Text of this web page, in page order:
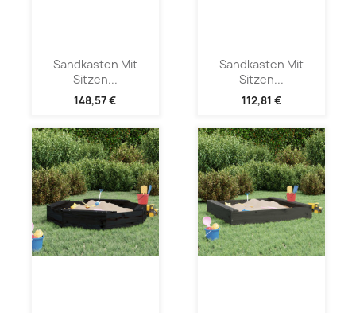
Sandkasten Mit
Sitzen...
148,57 €
Sandkasten Mit
Sitzen...
112,81 €